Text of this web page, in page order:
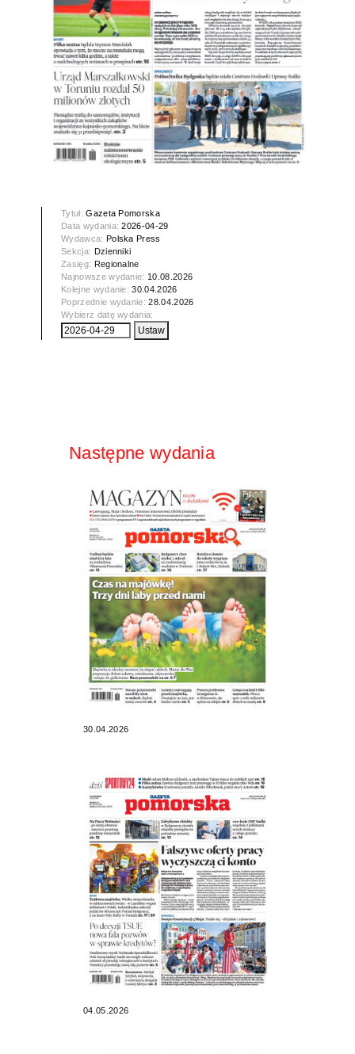
Tytuł:Gazeta Pomorska
Data wydania:2026-04-29
Wydawca: Polska Press
Sekcja: Dzienniki
Zasięg: Regionalne
Najnowsze wydanie: 10.08.2026
Kolejne wydanie:30.04.2026
Poprzednie wydanie:28.04.2026
Wybierz datę wydania:
Następne wydania
30.04.2026
04.05.2026